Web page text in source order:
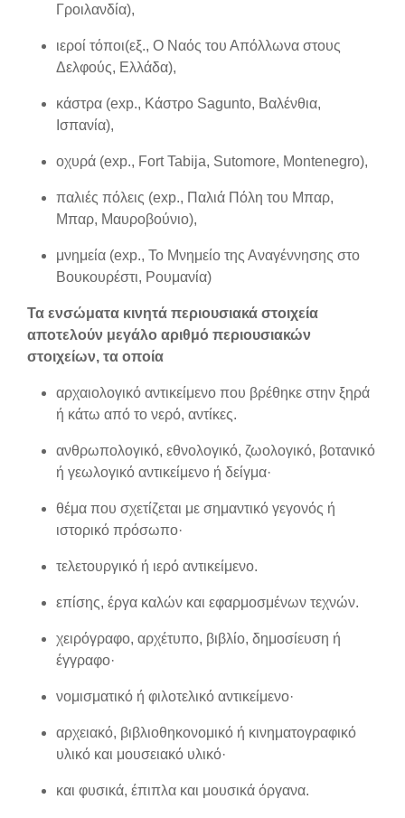
Γροιλανδία),
ιεροί τόποι(εξ., Ο Ναός του Απόλλωνα στους
Δελφούς, Ελλάδα),
κάστρα (exp., Κάστρο Sagunto, Βαλένθια,
Ισπανία),
οχυρά (exp., Fort Tabija, Sutomore, Montenegro),
παλιές πόλεις (exp., Παλιά Πόλη του Μπαρ,
Μπαρ, Μαυροβούνιο),
μνημεία (exp., Το Μνημείο της Αναγέννησης στο
Βουκουρέστι, Ρουμανία)
Τα ενσώματα κινητά περιουσιακά στοιχεία
αποτελούν μεγάλο αριθμό περιουσιακών
στοιχείων, τα οποία
αρχαιολογικό αντικείμενο που βρέθηκε στην ξηρά
ή κάτω από το νερό, αντίκες.
ανθρωπολογικό, εθνολογικό, ζωολογικό, βοτανικό
ή γεωλογικό αντικείμενο ή δείγμα·
θέμα που σχετίζεται με σημαντικό γεγονός ή
ιστορικό πρόσωπο·
τελετουργικό ή ιερό αντικείμενο.
επίσης, έργα καλών και εφαρμοσμένων τεχνών.
χειρόγραφο, αρχέτυπο, βιβλίο, δημοσίευση ή
έγγραφο·
νομισματικό ή φιλοτελικό αντικείμενο·
αρχειακό, βιβλιοθηκονομικό ή κινηματογραφικό
υλικό και μουσειακό υλικό·
και φυσικά, έπιπλα και μουσικά όργανα.